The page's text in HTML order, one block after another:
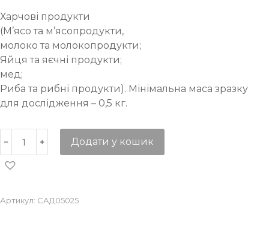
Харчові продукти
(М’ясо та м’ясопродукти,
молоко та молокопродукти;
Яйця та яєчні продукти;
мед;
Риба та рибні продукти). Мінімальна маса зразку
для дослідження – 0,5 кг.
Додати у кошик
Артикул: САД05025